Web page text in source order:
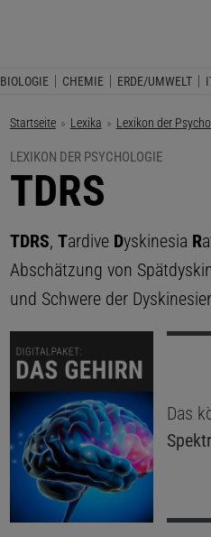
BIOLOGIE CHEMIE ERDE/UMWELT
Startseite Lexika Lexikon der
LEXIKON DER PSYCHOLOGIE
:
TDRS
TDRS, Tardive Dyskinesia R
Abschätzung von
und Schwere der
Das